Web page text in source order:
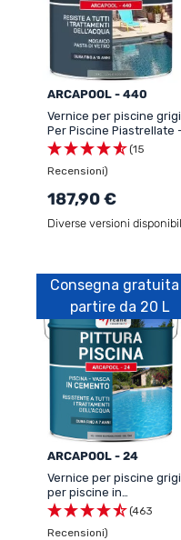
ARCAPOOL - 440
Vernice per piscine
Per Piscine Piastrellate
ARCAPOOL - 440
(15
Recensioni)
187,90 €
Diverse versioni
Consegna gratuita
partire da 20 L
ARCAPOOL - 24
Vernice per piscine
per piscine in
calcestruzzo -
ARCAPISCINE
(463
Recensioni)